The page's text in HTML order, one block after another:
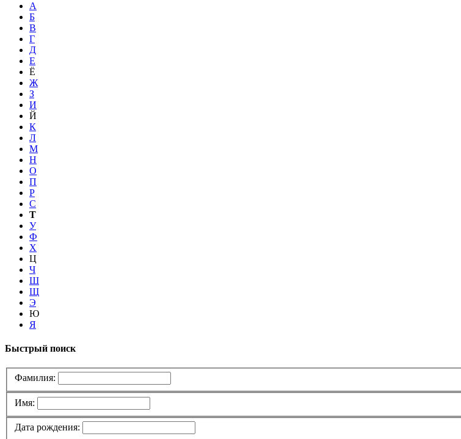
А
Б
В
Г
Д
Е
Ё
Ж
З
И
Й
К
Л
М
Н
О
П
Р
С
Т
У
Ф
Х
Ц
Ч
Ш
Щ
Э
Ю
Я
Быстрый поиск
Фамилия:
Имя:
Дата рождения: